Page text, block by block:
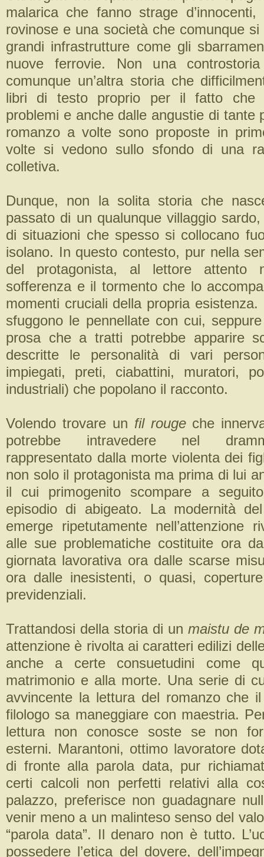
malarica che fanno strage
rovinose e una società che comunque
grandi infrastrutture come gli
nuove ferrovie. Non una controstoria
comunque un’altra storia che
libri di testo proprio per il fatto che
problemi e anche dalle angustie di tante
romanzo a volte sono proposte in
volte si vedono sullo sfondo di una
colletiva.
Dunque, non la solita storia che
passato di un qualunque villaggio
di situazioni che spesso si collocano
isolano. In questo contesto, pur nella
del protagonista, al lettore attento
sofferenza e il tormento che lo
momenti cruciali della propria
sfuggono le pennellate con cui,
prosa che a tratti potrebbe apparire
descritte le personalità di vari
impiegati, preti, ciabattini, muratori,
industriali) che popolano il racconto.
Volendo trovare un fil rougeche
potrebbe intravedere nel
rappresentato dalla morte violenta dei
non solo il protagonista ma prima di lui
il cui primogenito scompare a
episodio di abigeato. La modernità
emerge ripetutamente nell’attenzione
alle sue problematiche costituite ora
giornata lavorativa ora dalle scarse
ora dalle inesistenti, o quasi,
previdenziali.
Trattandosi della storia di un maistu de
attenzione è rivolta ai caratteri edilizi
anche a certe consuetudini come
matrimonio e alla morte. Una serie di
avvincente la lettura del romanzo che
filologo sa maneggiare con maestria.
lettura non conosce soste se non
esterni. Marantoni, ottimo lavoratore
di fronte alla parola data, pur
certi calcoli non perfetti relativi alla
palazzo, preferisce non guadagnare
venir meno a un malinteso senso del
“parola data”. Il denaro non è tutto.
possedere l’etica del dovere,